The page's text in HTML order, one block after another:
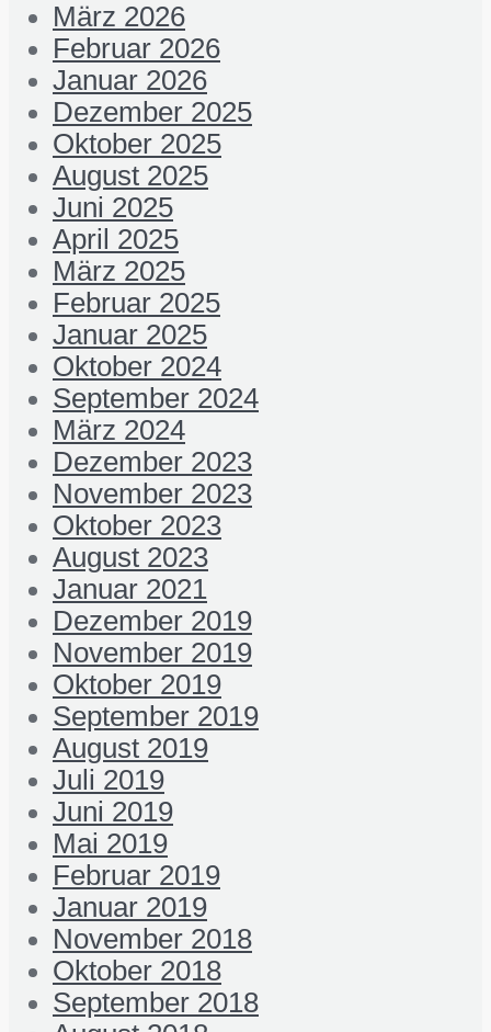
März 2026
Februar 2026
Januar 2026
Dezember 2025
Oktober 2025
August 2025
Juni 2025
April 2025
März 2025
Februar 2025
Januar 2025
Oktober 2024
September 2024
März 2024
Dezember 2023
November 2023
Oktober 2023
August 2023
Januar 2021
Dezember 2019
November 2019
Oktober 2019
September 2019
August 2019
Juli 2019
Juni 2019
Mai 2019
Februar 2019
Januar 2019
November 2018
Oktober 2018
September 2018